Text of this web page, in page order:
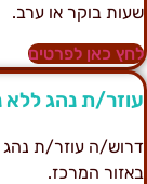
בוקר או ערב.
כאן לפרטים
ת נהג ללא
ה עוזר/ת נהג
המרכז.